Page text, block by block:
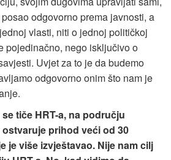
odgovorno prema javnosti, a
vlasti, niti o jednoj političkoj
pojedinačno, nego isključivo o
Uvjet za to je da budemo
odgovorno onim što nam je
tiče HRT-a, na području
prihod veći od 30
je više izvještavao. Nije nam cilj